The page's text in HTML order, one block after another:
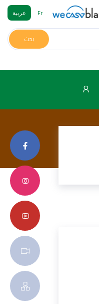
Fr عربية
بحث